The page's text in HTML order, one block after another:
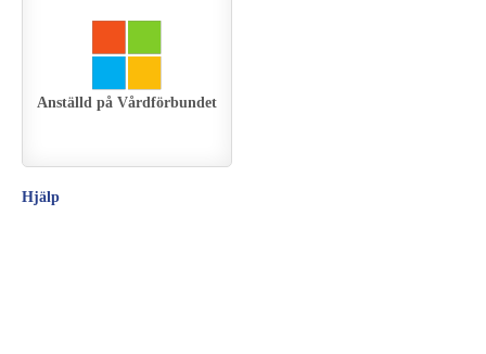
Anställd på Vårdförbundet
Hjälp